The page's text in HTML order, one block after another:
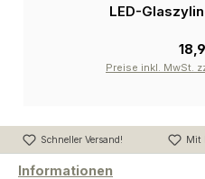
LED-
Preise inkl. MwSt.
Schneller Versand! Mit
Informationen